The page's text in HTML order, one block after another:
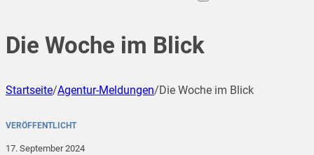
Die Woche im Blick
Startseite/Agentur-Meldungen/Die Woche im Blick
VERÖFFENTLICHT
17. September 2024